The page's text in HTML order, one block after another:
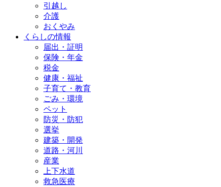
引越し
介護
おくやみ
くらしの情報
届出・証明
保険・年金
税金
健康・福祉
子育て・教育
ごみ・環境
ペット
防災・防犯
選挙
建築・開発
道路・河川
産業
上下水道
救急医療